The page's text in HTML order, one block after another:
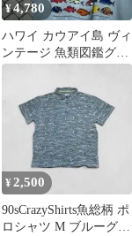
¥4,780
ハワイ カウアイ島 ヴィ
ンテージ 魚類図鑑グラ
フィック Tシャツ L
¥2,500
90sCrazyShirts魚総柄 ポ
ロシャツ M ブルーグレ